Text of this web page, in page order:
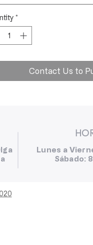
*
Contact Us to
Lunes a
Sábado: